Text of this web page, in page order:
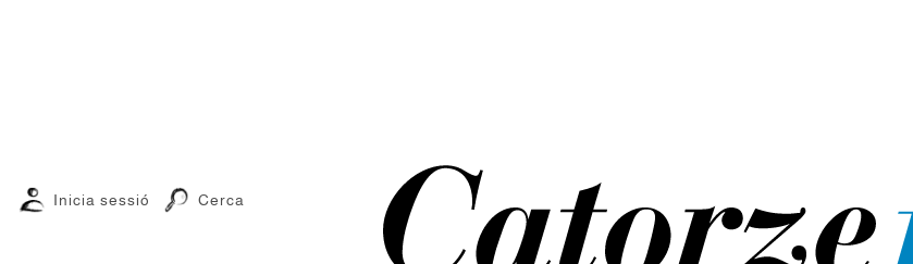
Inicia sessió Cerca